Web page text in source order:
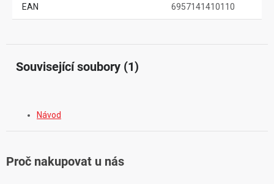
EAN 6957141410110
Související soubory (1)
Návod
Proč nakupovat u nás